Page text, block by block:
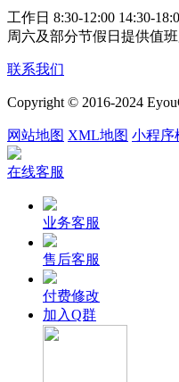
工作日 8:30-12:00 14:30-
周六及部分节假日提供值
联系我们
Copyright © 2016-2024
网站地图 XML地图 小程序
在线客服
业务客服
售后客服
付费修改
加入Q群